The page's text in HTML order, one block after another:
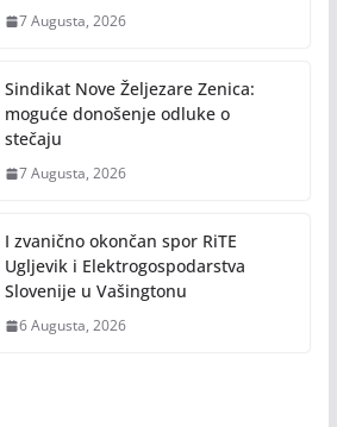
7 Augusta, 2026
Sindikat Nove Željezare Zenica:
moguće donošenje odluke o
stečaju
7 Augusta, 2026
I zvanično okončan spor RiTE
Ugljevik i Elektrogospodarstva
Slovenije u Vašingtonu
6 Augusta, 2026